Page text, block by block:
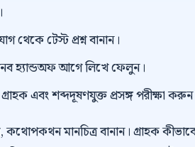
টেস্ট প্রশ্ন বানান।
হ্যান্ডঅফ আগে লিখে ফেলুন।
এবং শব্দদূষণযুক্ত প্রসঙ্গ পরীক্ষা
মানচিত্র বানান। গ্রাহক